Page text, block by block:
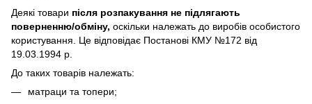
Деякі товари після розпакування не підлягають
поверненню/обміну, оскільки належать до виробів особистого
користування. Це відповідає Постанові КМУ №172 від
19.03.1994 р.
До таких товарів належать:
матраци та топери;